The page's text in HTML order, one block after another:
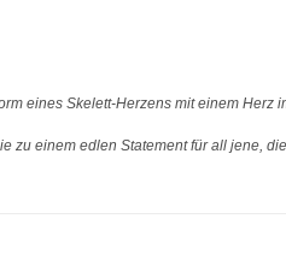
eines Skelett-Herzens mit einem Herz
einem edlen Statement für all jene,